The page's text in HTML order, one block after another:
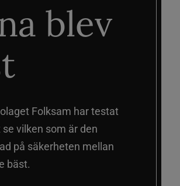
blev
Folksam har testat
vilken som är den
på säkerheten mellan
bäst.